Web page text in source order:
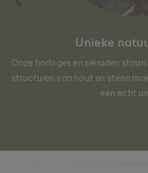
Unieke
Onze horloges en sieraden
structuren van hout en steen
een echt